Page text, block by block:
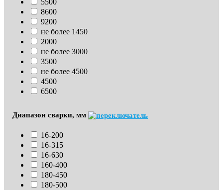
5500
8600
9200
не более 1450
2000
не более 3000
3500
не более 4500
4500
6500
Диапазон сварки, мм
16-200
16-315
16-630
160-400
180-450
180-500